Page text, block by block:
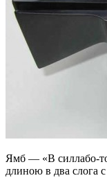
Ямб — «В силлабо-
длиною в два слога